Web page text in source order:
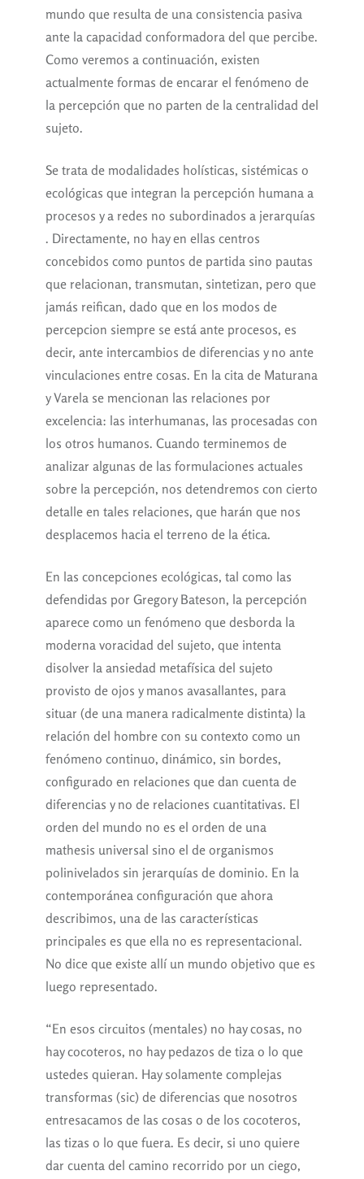
mundo que resulta de una consistencia pasiva
ante la capacidad conformadora del que percibe.
Como veremos a continuación, existen
actualmente formas de encarar el fenómeno de
la percepción que no parten de la centralidad del
sujeto.
Se trata de modalidades holísticas, sistémicas o
ecológicas que integran la percepción humana a
procesos y a redes no subordinados a jerarquías
. Directamente, no hay en ellas centros
concebidos como puntos de partida sino pautas
que relacionan, transmutan, sintetizan, pero que
jamás reifican, dado que en los modos de
percepcion siempre se está ante procesos, es
decir, ante intercambios de diferencias y no ante
vinculaciones entre cosas. En la cita de Maturana
y Varela se mencionan las relaciones por
excelencia: las interhumanas, las procesadas con
los otros humanos. Cuando terminemos de
analizar algunas de las formulaciones actuales
sobre la percepción, nos detendremos con cierto
detalle en tales relaciones, que harán que nos
desplacemos hacia el terreno de la ética.
En las concepciones ecológicas, tal como las
defendidas por Gregory Bateson, la percepción
aparece como un fenómeno que desborda la
moderna voracidad del sujeto, que intenta
disolver la ansiedad metafísica del sujeto
provisto de ojos y manos avasallantes, para
situar (de una manera radicalmente distinta) la
relación del hombre con su contexto como un
fenómeno continuo, dinámico, sin bordes,
configurado en relaciones que dan cuenta de
diferencias y no de relaciones cuantitativas. El
orden del mundo no es el orden de una
mathesis universal sino el de organismos
polinivelados sin jerarquías de dominio. En la
contemporánea configuración que ahora
describimos, una de las características
principales es que ella no es representacional.
No dice que existe allí un mundo objetivo que es
luego representado.
“En esos circuitos (mentales) no hay cosas, no
hay cocoteros, no hay pedazos de tiza o lo que
ustedes quieran. Hay solamente complejas
transformas (sic) de diferencias que nosotros
entresacamos de las cosas o de los cocoteros,
las tizas o lo que fuera. Es decir, si uno quiere
dar cuenta del camino recorrido por un ciego,